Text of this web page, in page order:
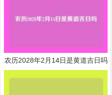
农历2028年2月14日是黄道吉日吗